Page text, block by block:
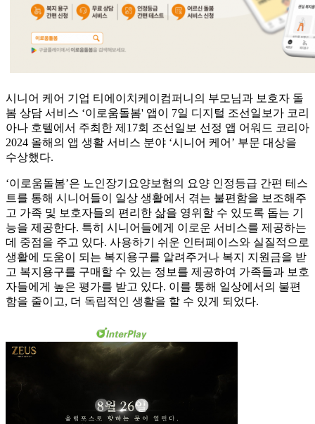
시니어 케어 기업 티에이치케이컴퍼니의 부모님과 보호자 돌
봄 상담 서비스 ‘이로움돌봄' 앱이 7일 디지털 조선일보가 코리
아나 호텔에서 주최한 제17회 조선일보 선정 앱 어워드 코리아
2024 올해의 앱 생활 서비스 분야 ‘시니어 케어’ 부문 대상을
수상했다.
‘이로움돌봄’은 노인장기요양보험의 요양 인정등급 간편 테스
트를 통해 시니어들이 일상 생활에서 겪는 불편함을 보조해주
고 가족 및 보호자들의 편리한 삶을 영위할 수 있도록 돕는 기
능을 제공한다. 특히 시니어들에게 이로운 서비스를 제공하는
데 중점을 주고 있다. 사용하기 쉬운 인터페이스와 실질적으로
생활에 도움이 되는 복지용구를 알려주거나 복지 지원금을 받
고 복지용구를 구매할 수 있는 정보를 제공하여 가족들과 보호
자들에게 높은 평가를 받고 있다. 이를 통해 일상에서의 불편
함을 줄이고, 더 독립적인 생활을 할 수 있게 되었다.